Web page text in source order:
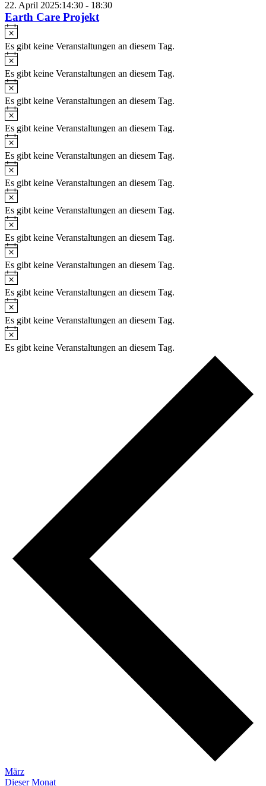
22. April 2025:14:30 - 18:30
Earth Care Projekt
Hinweis
Es gibt keine Veranstaltungen an diesem Tag.
Hinweis
Es gibt keine Veranstaltungen an diesem Tag.
Hinweis
Es gibt keine Veranstaltungen an diesem Tag.
Hinweis
Es gibt keine Veranstaltungen an diesem Tag.
Hinweis
Es gibt keine Veranstaltungen an diesem Tag.
Hinweis
Es gibt keine Veranstaltungen an diesem Tag.
Hinweis
Es gibt keine Veranstaltungen an diesem Tag.
Hinweis
Es gibt keine Veranstaltungen an diesem Tag.
Hinweis
Es gibt keine Veranstaltungen an diesem Tag.
Hinweis
Es gibt keine Veranstaltungen an diesem Tag.
Hinweis
Es gibt keine Veranstaltungen an diesem Tag.
Hinweis
Es gibt keine Veranstaltungen an diesem Tag.
März
Dieser Monat